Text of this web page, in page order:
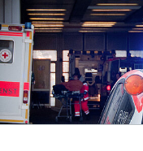
Startseite
Kliniken & Einrichtungen